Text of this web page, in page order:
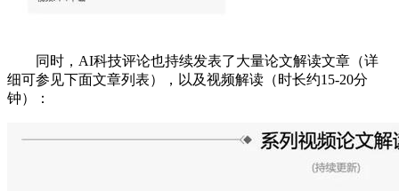
同时，AI科技评论也持续发表了大量论文解读文章（详
细可参见下面文章列表），以及视频解读（时长约15-20分
钟）：